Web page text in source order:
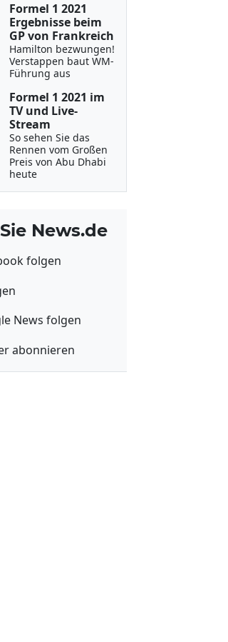
Formel 1 2021
Ergebnisse beim
GP von Frankreich
Hamilton bezwungen!
Verstappen baut WM-
Führung aus
Formel 1 2021 im
TV und Live-
Stream
So sehen Sie das
Rennen vom Großen
Preis von Abu Dhabi
heute
News.de
folgen
News folgen
abonnieren